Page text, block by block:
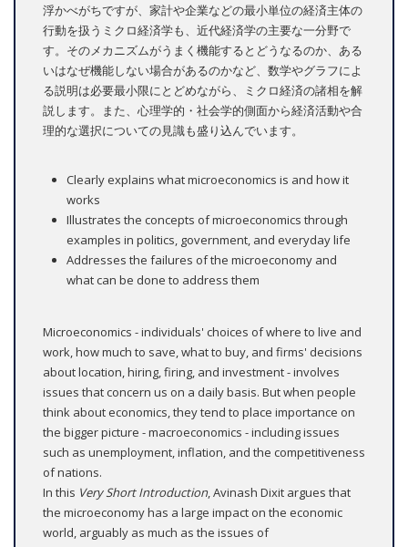
浮かべがちですが、家計や企業などの最小単位の経済主体の
行動を扱うミクロ経済学も、近代経済学の主要な一分野で
す。そのメカニズムがうまく機能するとどうなるのか、ある
いはなぜ機能しない場合があるのかなど、数学やグラフによ
る説明は必要最小限にとどめながら、ミクロ経済の諸相を解
説します。また、心理学的・社会学的側面から経済活動や合
理的な選択についての見識も盛り込んでいます。
Clearly explains what microeconomics is and how it
works
Illustrates the concepts of microeconomics through
examples in politics, government, and everyday life
Addresses the failures of the microeconomy and
what can be done to address them
Microeconomics - individuals' choices of where to live and
work, how much to save, what to buy, and firms' decisions
about location, hiring, firing, and investment - involves
issues that concern us on a daily basis. But when people
think about economics, they tend to place importance on
the bigger picture - macroeconomics - including issues
such as unemployment, inflation, and the competitiveness
of nations.
In this Very Short Introduction, Avinash Dixit argues that
the microeconomy has a large impact on the economic
world, arguably as much as the issues of